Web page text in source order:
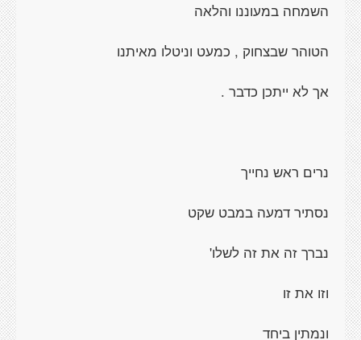
השמחה במעוננו והלאה
הטוהר שבצחוק , כמעט וניטלו מאיתנו
אך לא ייתכן כדבר .
נרים ראש נחייך
נסתיר דמעה במבט שקט
נברך זה את זה לשלו'
וזו את זו
ונמתין ביחד